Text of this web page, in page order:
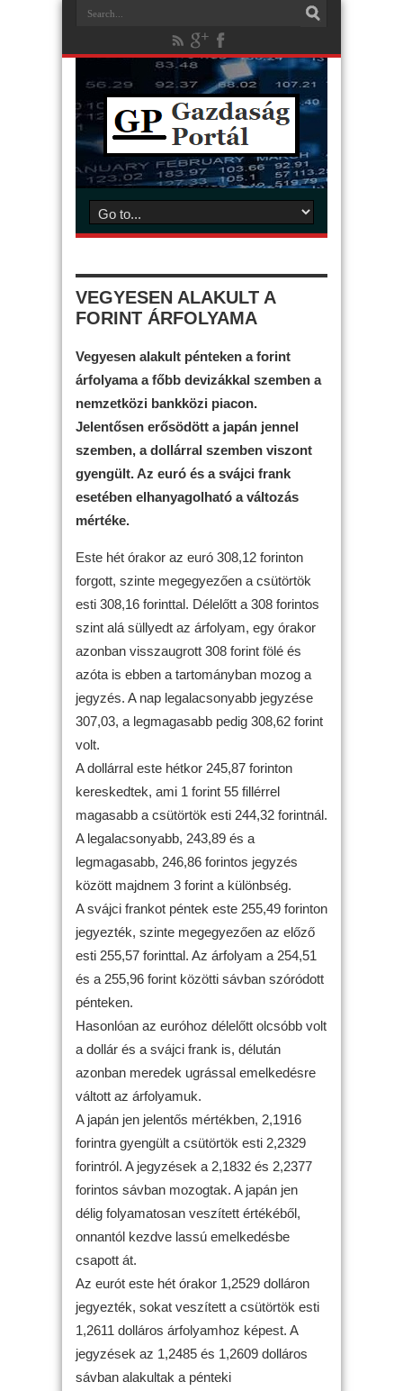
VEGYESEN ALAKULT A
FORINT ÁRFOLYAMA
Vegyesen alakult pénteken a forint
árfolyama a főbb devizákkal szemben a
nemzetközi bankközi piacon.
Jelentősen erősödött a japán jennel
szemben, a dollárral szemben viszont
gyengült. Az euró és a svájci frank
esetében elhanyagolható a változás
mértéke.
Este hét órakor az euró 308,12 forinton
forgott, szinte megegyezően a csütörtök
esti 308,16 forinttal. Délelőtt a 308 forintos
szint alá süllyedt az árfolyam, egy órakor
azonban visszaugrott 308 forint fölé és
azóta is ebben a tartományban mozog a
jegyzés. A nap legalacsonyabb jegyzése
307,03, a legmagasabb pedig 308,62 forint
volt.
A dollárral este hétkor 245,87 forinton
kereskedtek, ami 1 forint 55 fillérrel
magasabb a csütörtök esti 244,32 forintnál.
A legalacsonyabb, 243,89 és a
legmagasabb, 246,86 forintos jegyzés
között majdnem 3 forint a különbség.
A svájci frankot péntek este 255,49 forinton
jegyezték, szinte megegyezően az előző
esti 255,57 forinttal. Az árfolyam a 254,51
és a 255,96 forint közötti sávban szóródott
pénteken.
Hasonlóan az euróhoz délelőtt olcsóbb volt
a dollár és a svájci frank is, délután
azonban meredek ugrással emelkedésre
váltott az árfolyamuk.
A japán jen jelentős mértékben, 2,1916
forintra gyengült a csütörtök esti 2,2329
forintról. A jegyzések a 2,1832 és 2,2377
forintos sávban mozogtak. A japán jen
délig folyamatosan veszített értékéből,
onnantól kezdve lassú emelkedésbe
csapott át.
Az eurót este hét órakor 1,2529 dolláron
jegyezték, sokat veszített a csütörtök esti
1,2611 dolláros árfolyamhoz képest. A
jegyzések az 1,2485 és 1,2609 dolláros
sávban alakultak a pénteki